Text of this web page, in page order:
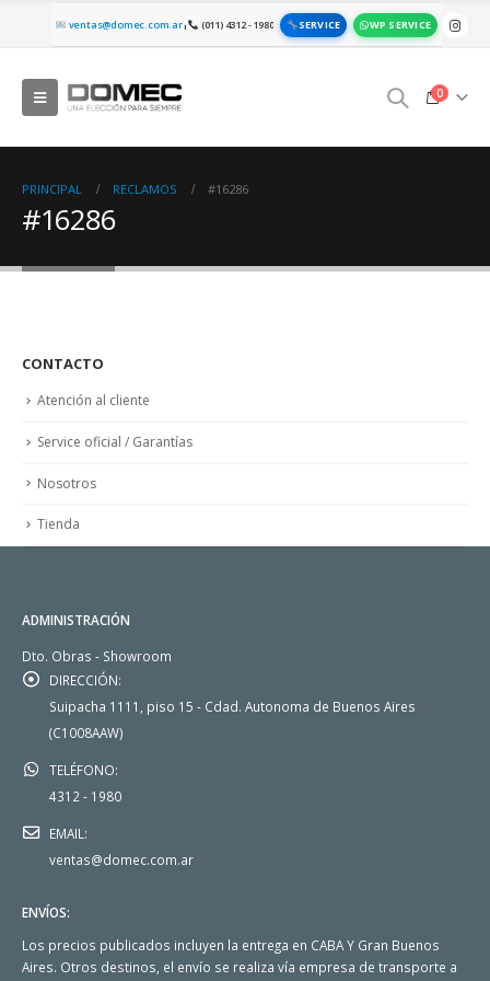
ventas@domec.com.ar| (011) 4312 - 1980 SERVICE WP SERVICE
0
PRINCIPAL RECLAMOS #16286
#16286
CONTACTO
Atención al cliente
Service oficial / Garantías
Nosotros
Tienda
ADMINISTRACIÓN
Dto. Obras - Showroom
DIRECCIÓN:
Suipacha 1111, piso 15 - Cdad. Autonoma de Buenos Aires
(C1008AAW)
TELÉFONO:
4312 - 1980
EMAIL:
ventas@domec.com.ar
ENVÍOS:
Los precios publicados incluyen la entrega en CABA Y Gran Buenos
Aires. Otros destinos, el envío se realiza vía empresa de transporte a